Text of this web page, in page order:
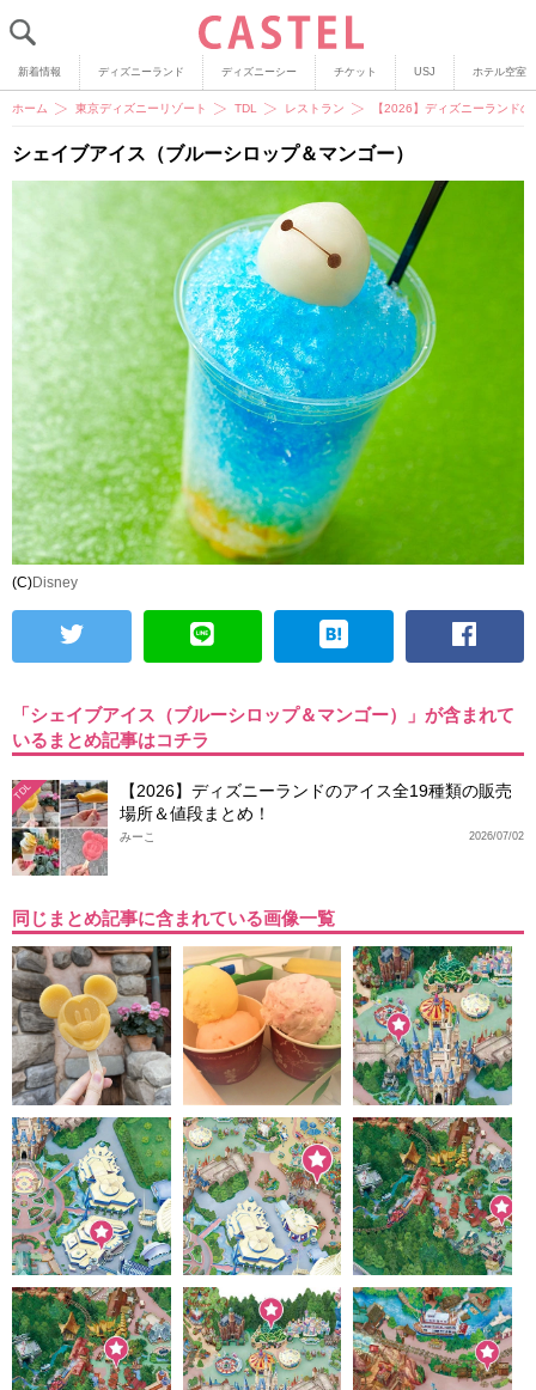
新着情報 ディズニーランド ディズニーシー チケット USJ ホテル空室
ホーム 東京ディズニーリゾート TDL レストラン 【2026】ディズニーランド
シェイブアイス（ブルーシロップ＆マンゴー）
(C)Disney
「シェイブアイス（ブルーシロップ＆マンゴー）」が含まれて
いるまとめ記事はコチラ
TDL
【2026】ディズニーランドのアイス全19種類の販売
場所＆値段まとめ！
2026/07/02
みーこ
同じまとめ記事に含まれている画像一覧